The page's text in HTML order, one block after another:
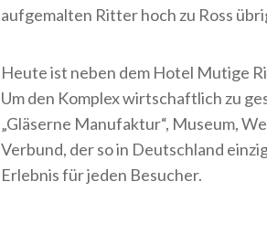
aufgemalten Ritter hoch zu Ross
Heute ist neben dem Hotel Mutige
Um den Komplex wirtschaftlich zu
„Gläserne Manufaktur“, Museum,
Verbund, der so in Deutschland
Erlebnis für jeden Besucher.